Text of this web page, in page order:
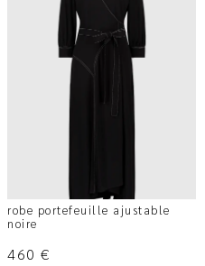
robe portefeuille ajustable
noire
460 €